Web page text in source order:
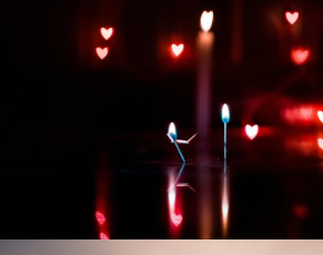
Развитие интернет-
праздника"
Смотреть проект